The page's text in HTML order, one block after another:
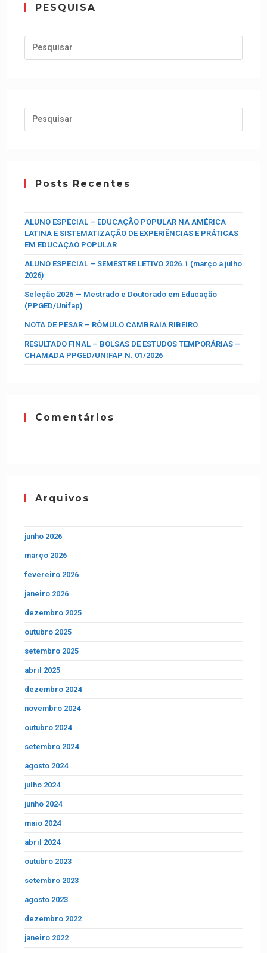
PESQUISA
Posts Recentes
ALUNO ESPECIAL – EDUCAÇÃO POPULAR NA AMÉRICA
LATINA E SISTEMATIZAÇÃO DE EXPERIÊNCIAS E PRÁTICAS
EM EDUCAÇAO POPULAR
ALUNO ESPECIAL – SEMESTRE LETIVO 2026.1 (março a julho
2026)
Seleção 2026 — Mestrado e Doutorado em Educação
(PPGED/Unifap)
NOTA DE PESAR – RÔMULO CAMBRAIA RIBEIRO
RESULTADO FINAL – BOLSAS DE ESTUDOS TEMPORÁRIAS –
CHAMADA PPGED/UNIFAP N. 01/2026
Comentários
Arquivos
junho 2026
março 2026
fevereiro 2026
janeiro 2026
dezembro 2025
outubro 2025
setembro 2025
abril 2025
dezembro 2024
novembro 2024
outubro 2024
setembro 2024
agosto 2024
julho 2024
junho 2024
maio 2024
abril 2024
outubro 2023
setembro 2023
agosto 2023
dezembro 2022
janeiro 2022